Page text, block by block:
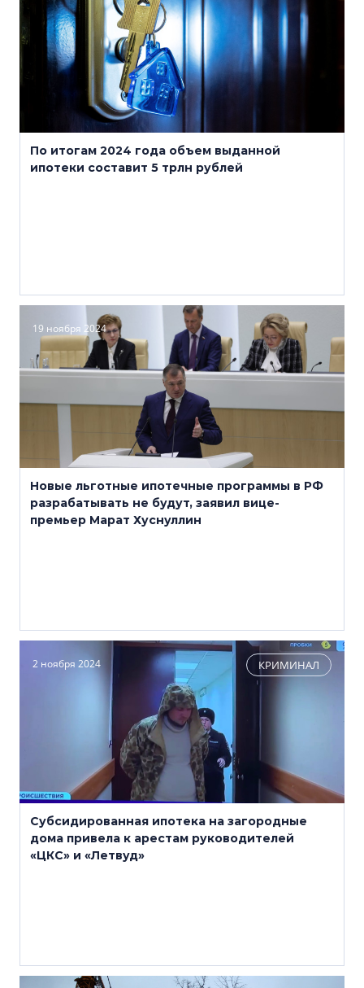
По итогам 2024 года объем выданной
ипотеки составит 5 трлн рублей
19 ноября 2024
Новые льготные ипотечные программы в РФ
разрабатывать не будут, заявил вице-
премьер Марат Хуснуллин
2 ноября 2024 КРИМИНАЛ
Субсидированная ипотека на загородные
дома привела к арестам руководителей
«ЦКС» и «Летвуд»